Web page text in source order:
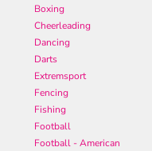
Boxing
Cheerleading
Dancing
Darts
Extremsport
Fencing
Fishing
Football
Football - American